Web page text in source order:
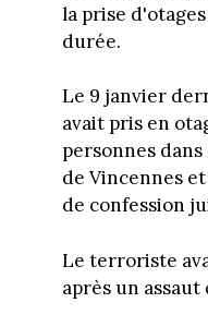
la prise
durée.
Le 9 janvier
avait pris en
personnes
de Vincennes
de confession
Le terroriste
après un